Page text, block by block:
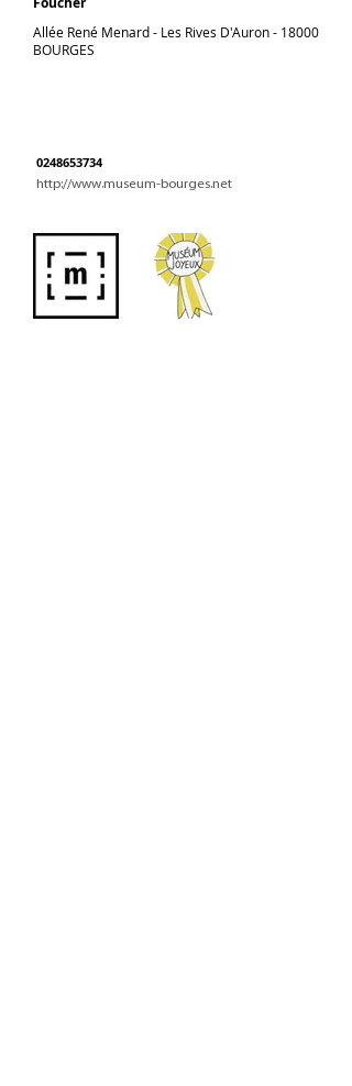
Allée René Menard - Les Rives D'Auron - 18000
BOURGES
0248653734
http://www.museum-bourges.net